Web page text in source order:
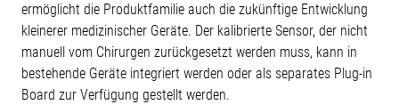
ermöglicht die Produktfamilie auch die zukünftige Entwicklung
kleinerer medizinischer Geräte. Der kalibrierte Sensor, der nicht
manuell vom Chirurgen zurückgesetzt werden muss, kann in
bestehende Geräte integriert werden oder als separates Plug-in
Board zur Verfügung gestellt werden.